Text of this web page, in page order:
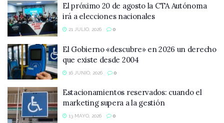
El próximo 20 de agosto la CTA Autónoma
irá a elecciones nacionales
21 JULIO, 2026 0
El Gobierno «descubre» en 2026 un derecho
que existe desde 2004
16 JUNIO, 2026 0
Estacionamientos reservados: cuando el
marketing supera a la gestión
13 MAYO, 2026 0